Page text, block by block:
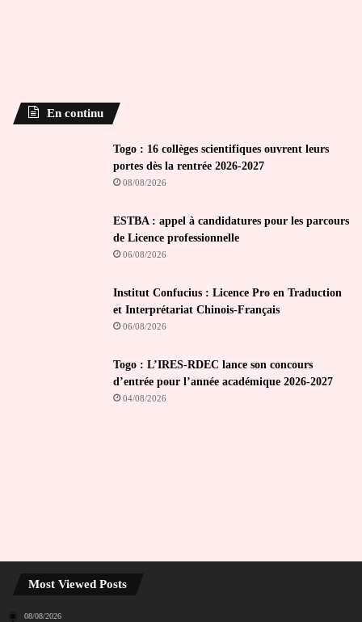
En continu
Togo : 16 collèges scientifiques ouvrent leurs
portes dès la rentrée 2026-2027
08/08/2026
ESTBA : appel à candidatures pour les parcours
de Licence professionnelle
06/08/2026
Institut Confucius : Licence Pro en Traduction
et Interprétariat Chinois-Français
06/08/2026
Togo : L’IRES-RDEC lance son concours
d’entrée pour l’année académique 2026-2027
04/08/2026
Most Viewed Posts
08/08/2026